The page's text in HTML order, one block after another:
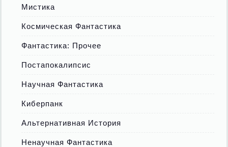
Мистика
Космическая Фантастика
Фантастика: Прочее
Постапокалипсис
Научная Фантастика
Киберпанк
Альтернативная История
Ненаучная Фантастика